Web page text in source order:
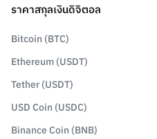
ราคาสกุลเงินดิจิตอล
Bitcoin (BTC)
Ethereum (USDT)
Tether (USDT)
USD Coin (USDC)
Binance Coin (BNB)